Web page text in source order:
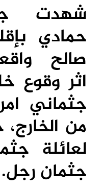
شهدت
حمادي
صالح
اثر وقوع
جثماني
من
لعائلة
جثمان رجل.